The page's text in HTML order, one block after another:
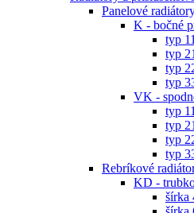
Panelové
K - bočné
typ
typ
typ
typ
VK -
typ
typ
typ
typ
Rebríkové
KD -
šírka